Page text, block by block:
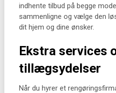
indhente tilbud på begge
sammenligne og vælge den
dit hjem og dine ønsker.
Ekstra services
tillægsydelser
Når du hyrer et